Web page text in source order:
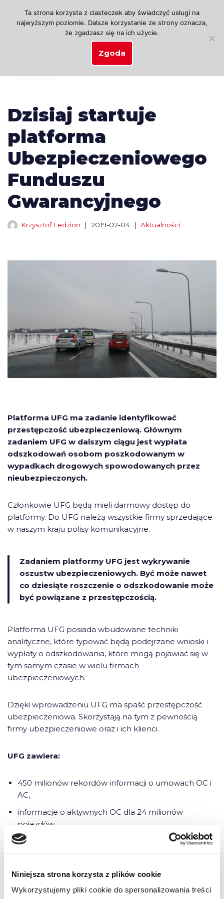
Niniejsza strona korzysta z plików cookie
Wykorzystujemy pliki cookie do spersonalizowania treści
Przejdź
Dzisiaj startuje
platforma
Ubezpieczeniowego
Funduszu
Gwarancyjnego
Krzysztof Ledzion 2019-02-04 Aktualności
Platforma UFG ma zadanie identyfikować
przestępczość ubezpieczeniową. Głównym
zadaniem UFG w dalszym ciągu jest wypłata
odszkodowań osobom poszkodowanym w
wypadkach drogowych spowodowanych przez
nieubezpieczonych.
Członkowie UFG będą mieli darmowy dostęp do
platformy. Do UFG należą wszystkie firmy sprzedające
w naszym kraju polisy komunikacyjne.
Zadaniem platformy UFG jest wykrywanie
oszustw ubezpieczeniowych. Być może nawet
co dziesiąte roszczenie o odszkodowanie może
być powiązane z przestępczością.
Platforma UFG posiada wbudowane techniki
analityczne, które typować będą podejrzane wnioski i
wypłaty o odszkodowania, które mogą pojawiać się w
tym samym czasie w wielu firmach
ubezpieczeniowych.
Dzięki wprowadzeniu UFG ma spaść przestępczość
ubezpieczeniowa. Skorzystają na tym z pewnością
firmy ubezpieczeniowe oraz i ich klienci.
UFG zawiera:
450 milionów rekordów informacji o umowach OC i
AC,
informacje o aktywnych OC dla 24 milionów
pojazdów
10 tysięcy przestępstw ubezpieczeniowych w 2017 roku
złotych
Ta strona korzysta z ciasteczek aby świadczyć usługi na
najwyższym poziomie. Dalsze korzystanie ze strony oznacza,
że zgadzasz się na ich użycie.
Zgoda